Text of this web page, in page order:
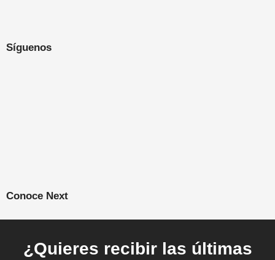
Síguenos
Conoce Next
¿Quieres recibir las últimas